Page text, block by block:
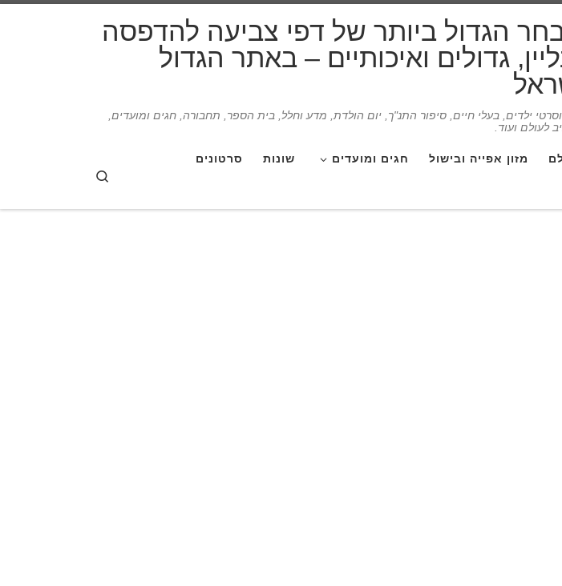
הגדול ביותר של דפי צביעה להדפסה
גדולים ואיכותיים – באתר הגדול
ילדים, בעלי חיים, סיפור התנ"ך, יום הולדת, מדע וחלל, בית הספר, תחבורה, חגים ומועדים,
לעולם ועוד.
מזון אפייה ובישול חגים ומועדים שונות סרטונים